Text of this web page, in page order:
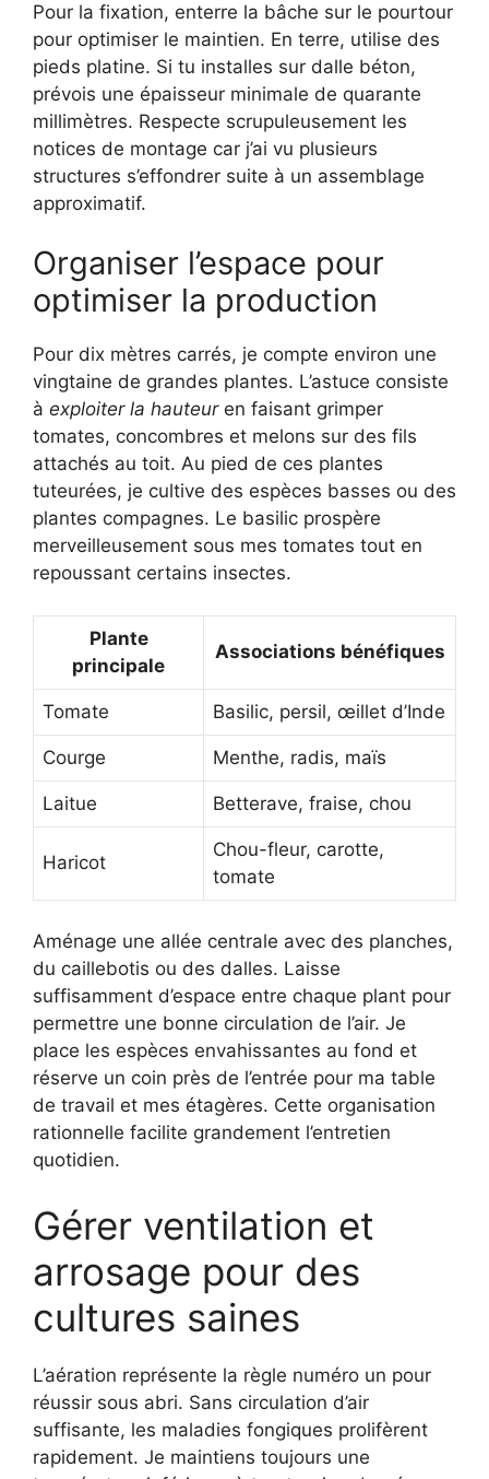
Pour la fixation, enterre la bâche sur le pourtour
pour optimiser le maintien. En terre, utilise des
pieds platine. Si tu installes sur dalle béton,
prévois une épaisseur minimale de quarante
millimètres. Respecte scrupuleusement les
notices de montage car j’ai vu plusieurs
structures s’effondrer suite à un assemblage
approximatif.
Organiser l’espace pour
optimiser la production
Pour dix mètres carrés, je compte environ une
vingtaine de grandes plantes. L’astuce consiste
à exploiter la hauteuren faisant grimper
tomates, concombres et melons sur des fils
attachés au toit. Au pied de ces plantes
tuteurées, je cultive des espèces basses ou des
plantes compagnes. Le basilic prospère
merveilleusement sous mes tomates tout en
repoussant certains insectes.
Plante
principale
Associations bénéfiques
Tomate Basilic, persil, œillet d’Inde
Courge Menthe, radis, maïs
Laitue Betterave, fraise, chou
Haricot
Chou-fleur, carotte,
tomate
Aménage une allée centrale avec des planches,
du caillebotis ou des dalles. Laisse
suffisamment d’espace entre chaque plant pour
permettre une bonne circulation de l’air. Je
place les espèces envahissantes au fond et
réserve un coin près de l’entrée pour ma table
de travail et mes étagères. Cette organisation
rationnelle facilite grandement l’entretien
quotidien.
Gérer ventilation et
arrosage pour des
cultures saines
L’aération représente la règle numéro un pour
réussir sous abri. Sans circulation d’air
suffisante, les maladies fongiques prolifèrent
rapidement. Je maintiens toujours une